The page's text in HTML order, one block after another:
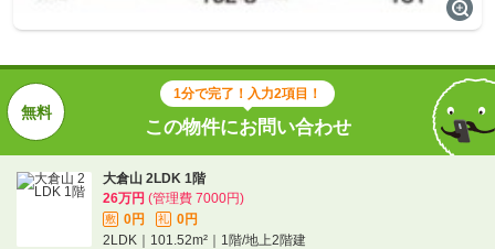
1分で完了！入力2項目！
この物件にお問い合わせ
大倉山 2LDK 1階
26万円 (管理費 7000円)
敷 0円 礼
0円
2LDK｜101.52m²｜1階/地上2階建